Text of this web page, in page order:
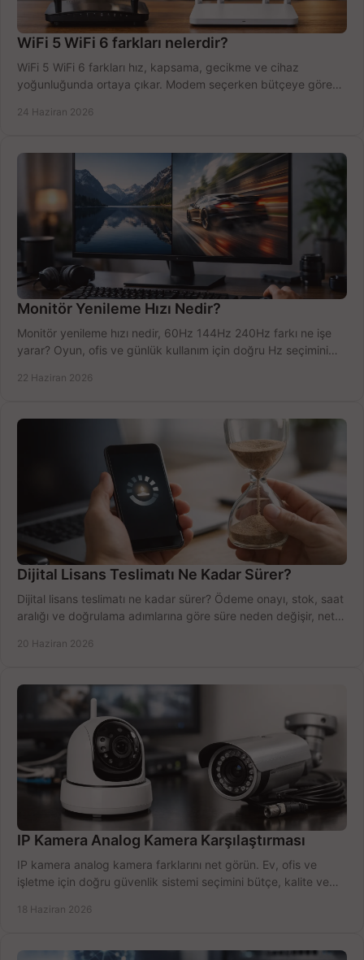
WiFi 5 WiFi 6 farkları nelerdir?
WiFi 5 WiFi 6 farkları hız, kapsama, gecikme ve cihaz
yoğunluğunda ortaya çıkar. Modem seçerken bütçeye göre
24 Haziran 2026
Monitör Yenileme Hızı Nedir?
Monitör yenileme hızı nedir, 60Hz 144Hz 240Hz farkı ne işe
yarar? Oyun, ofis ve günlük kullanım için doğru Hz seçimini
22 Haziran 2026
Dijital Lisans Teslimatı Ne Kadar Sürer?
Dijital lisans teslimatı ne kadar sürer? Ödeme onayı, stok, saat
aralığı ve doğrulama adımlarına göre süre neden değişir, net
20 Haziran 2026
IP Kamera Analog Kamera Karşılaştırması
IP kamera analog kamera farklarını net görün. Ev, ofis ve
işletme için doğru güvenlik sistemi seçimini bütçe, kalite ve
18 Haziran 2026